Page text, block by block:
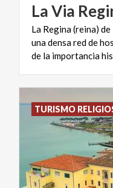
LaVia
La Regina (reina)
una densa red de
de la importancia
TURISMO